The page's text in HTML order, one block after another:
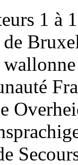
1 à
wallonne